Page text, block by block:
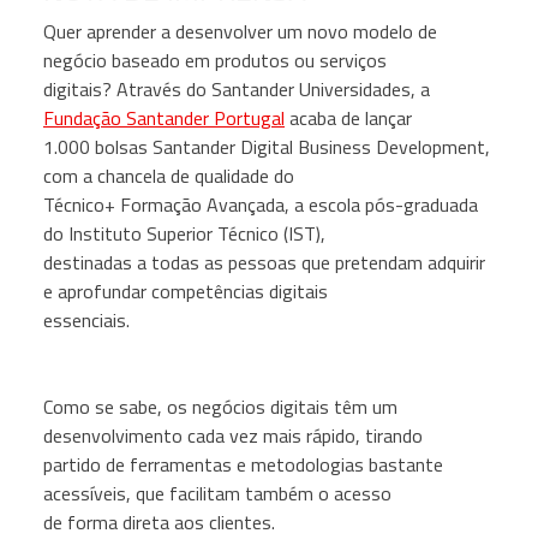
Quer aprender a desenvolver um novo modelo de
negócio baseado em produtos ou serviços
digitais? Através do Santander Universidades, a
Fundação Santander Portugal acaba de lançar
1.000 bolsas Santander Digital Business Development,
com a chancela de qualidade do
Técnico+ Formação Avançada, a escola pós-graduada
do Instituto Superior Técnico (IST),
destinadas a todas as pessoas que pretendam adquirir
e aprofundar competências digitais
essenciais.
Como se sabe, os negócios digitais têm um
desenvolvimento cada vez mais rápido, tirando
partido de ferramentas e metodologias bastante
acessíveis, que facilitam também o acesso
de forma direta aos clientes.